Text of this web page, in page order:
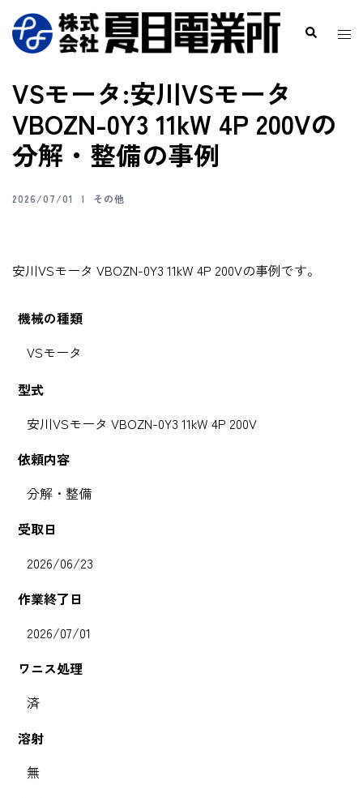
VSモータ:安川VSモータ
VBOZN-0Y3 11kW 4P 200Vの
分解・整備の事例
2026/07/01 その他
安川VSモータ VBOZN-0Y3 11kW 4P 200Vの事例です。
機械の種類
VSモータ
型式
安川VSモータ VBOZN-0Y3 11kW 4P 200V
依頼内容
分解・整備
受取日
2026/06/23
作業終了日
2026/07/01
ワニス処理
済
溶射
無